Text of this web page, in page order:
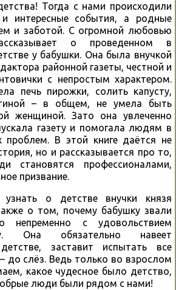
Тогда с нами происходили
и интересные события, а родные
и заботой. С огромной любовью
о проведенном в
у бабушки. Она была внучкой
районной газеты, честной и
с непростым характером.
печь пирожки, солить капусту,
– в общем, не умела быть
женщиной. Зато она увлеченно
газету и помогала людям в
проблем. В этой книге даётся не
но и рассказывается про то,
становятся профессионалами,
призвание.
о детстве внучки князя
о том, почему бабушку звали
непременно с удовольствием
Она обязательно навеет
заставит испытать все
до слёз. Ведь только во взрослом
какое чудесное было детство,
люди были рядом с нами!